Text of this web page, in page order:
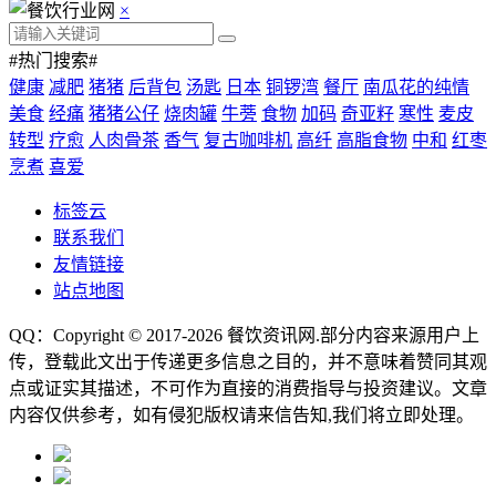
×
#热门搜索#
健康 减肥 猪猪 后背包 汤匙 日本 铜锣湾 餐厅 南瓜花的纯情
美食 经痛 猪猪公仔 烧肉罐 牛蒡 食物 加码 奇亚籽 寒性 麦皮
转型 疗愈 人肉骨茶 香气 复古咖啡机 高纤 高脂食物 中和 红枣
烹煮 喜爱
标签云
联系我们
友情链接
站点地图
QQ：Copyright © 2017-2026 餐饮资讯网 .部分内容来源用户上
传，登载此文出于传递更多信息之目的，并不意味着赞同其观
点或证实其描述，不可作为直接的消费指导与投资建议。文章
内容仅供参考，如有侵犯版权请来信告知,我们将立即处理。